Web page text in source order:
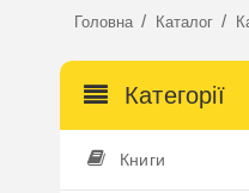
Головна / Каталог /
Категорії
Книги